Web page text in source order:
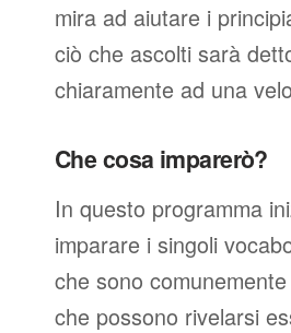
mira ad aiutare i
ciò che ascolti sarà
chiaramente ad una
Che cosa imparerò?
In questo programma
imparare i singoli
che sono
che possono rivelarsi